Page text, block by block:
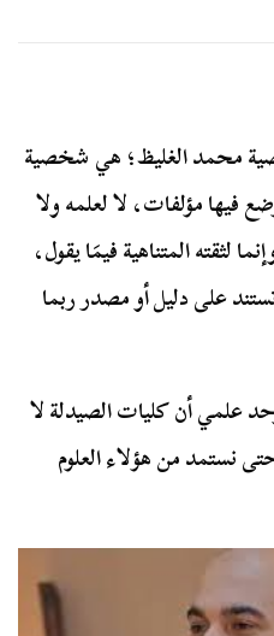
محمد الغليظ؛ هي شخصية
فيها مؤلفات، لا لعلمه ولا
لثقته المتناهية فيمَا يقول،
على دليل أو مصدر ربما
علمي أن كليات الصيدلة لا
نستمد من هؤلاء العلوم